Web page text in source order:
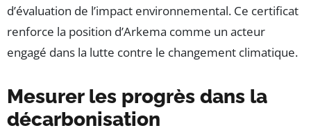
d’évaluation de l’impact environnemental. Ce certificat
renforce la position d’Arkema comme un acteur
engagé dans la lutte contre le changement climatique.
Mesurer les progrès dans la
décarbonisation